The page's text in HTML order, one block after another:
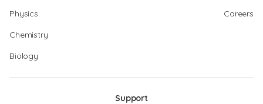
Physics
Chemistry
Biology
Careers
Support